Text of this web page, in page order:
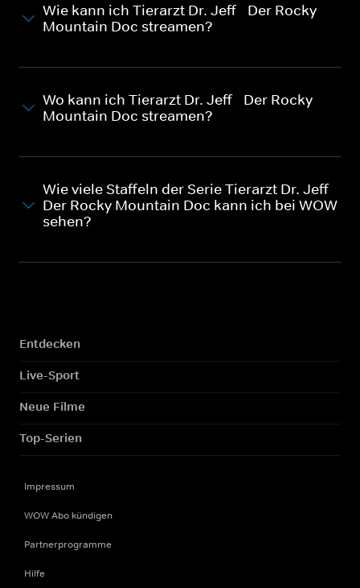
Wie kann ich Tierarzt Dr. Jeff - Der Rocky
Mountain Doc streamen?
Wo kann ich Tierarzt Dr. Jeff - Der Rocky
Mountain Doc streamen?
Wie viele Staffeln der Serie Tierarzt Dr. Jeff -
Der Rocky Mountain Doc kann ich bei WOW
sehen?
Entdecken
Live-Sport
Neue Filme
Top-Serien
Impressum
WOW Abo kündigen
Partnerprogramme
Hilfe